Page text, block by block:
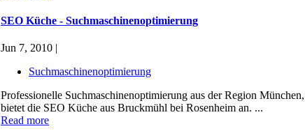
SEO Küche - Suchmaschinenoptimierung
Jun 7, 2010 |
Suchmaschinenoptimierung
Professionelle Suchmaschinenoptimierung aus der Region München,
bietet die SEO Küche aus Bruckmühl bei Rosenheim an. ...
Read more